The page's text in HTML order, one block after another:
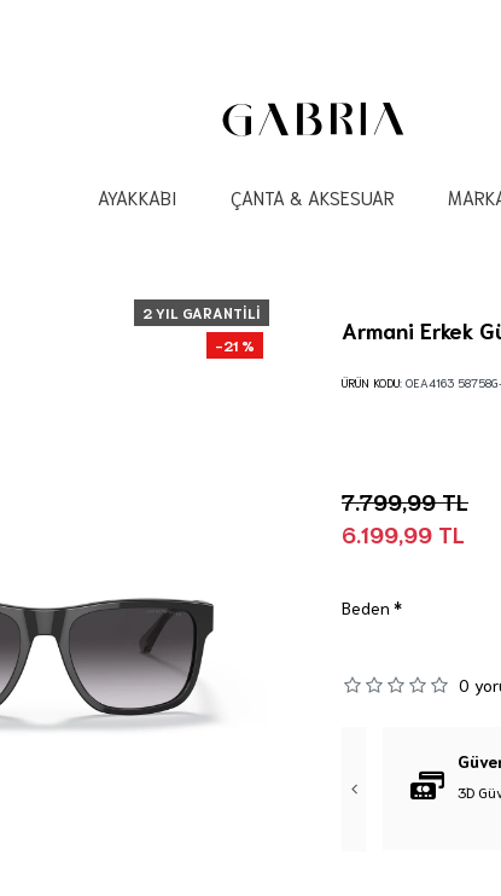
AYAKKABI ÇANTA & AKSESUAR
2 YIL GARANTILI
-21 %
Armani Erkek
0
6.199,99 TL
7.799,99 TL
ÜRÜN KODU: 0EA4163
Beden
3D